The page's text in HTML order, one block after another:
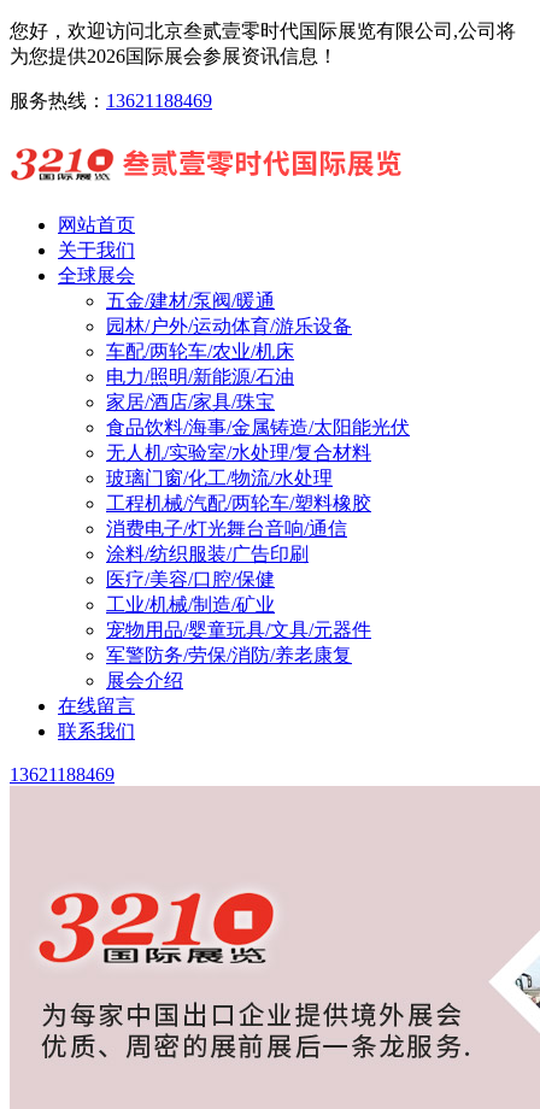
您好，欢迎访问北京叁贰壹零时代国际展览有限公司,公司将
为您提供2026国际展会参展资讯信息！
服务热线： 13621188469
网站首页
关于我们
全球展会
五金/建材/泵阀/暖通
园林/户外/运动体育/游乐设备
车配/两轮车/农业/机床
电力/照明/新能源/石油
家居/酒店/家具/珠宝
食品饮料/海事/金属铸造/太阳能光伏
无人机/实验室/水处理/复合材料
玻璃门窗/化工/物流/水处理
工程机械/汽配/两轮车/塑料橡胶
消费电子/灯光舞台音响/通信
涂料/纺织服装/广告印刷
医疗/美容/口腔/保健
工业/机械/制造/矿业
宠物用品/婴童玩具/文具/元器件
军警防务/劳保/消防/养老康复
展会介绍
在线留言
联系我们
13621188469